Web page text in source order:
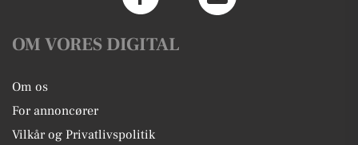
OM VORES DIGITAL
Om os
For annoncører
Vilkår og Privatlivspolitik